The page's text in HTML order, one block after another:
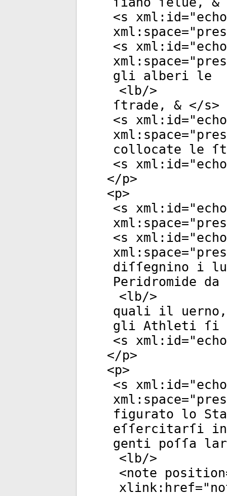
<s xml:id="
xml:space="
<s xml:id="
xml:space="
gli alberi le
<lb/>
ſtrade, & </s>
<s xml:id="
xml:space="
collocate le
<s xml:id="
</p>
<p>
<s xml:id="
xml:space="
<s xml:id="
xml:space="
diſſegnino i
Peridromide
<lb/>
quali il uerno,
gli Athleti ſi
<s xml:id="
</p>
<p>
<s xml:id="
xml:space="
figurato lo
eſſercitarſi
genti poſſa
<lb/>
<note position
xlink:href="